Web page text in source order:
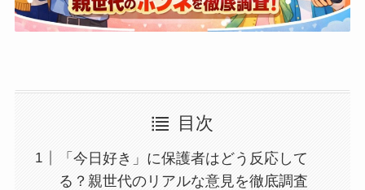
目次
「今日好き」に保護者はどう反応して
る？親世代のリアルな意見を徹底調査